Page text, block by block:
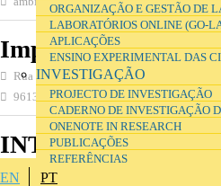
ORGANIZAÇÃO E GESTÃO DE
LABORATÓRIOS ONLINE (GO-
APLICAÇÕES
ENSINO EXPERIMENTAL DAS
INVESTIGAÇÃO
PROJECTO DE INVESTIGAÇÃO
CADERNO DE INVESTIGAÇÃO
ONENOTE IN RESEARCH
PUBLICAÇÕES
REFERÊNCIAS
EN PT
Imprimebem, Lda
Rua de Santa Justa, Braga 4705-108, Braga
961352677
INTYME SA
Av. Defensores de Chaves, n.º 53, 1º,